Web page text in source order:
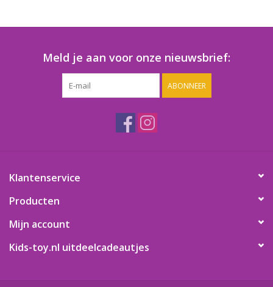
Speelgoedpakketten
Gevulde capsules & mixen
Snoep / kauwgomballen
Meld je aan voor onze nieuwsbrief:
ABONNEER
Klantenservice
Producten
Mijn account
Kids-toy.nl uitdeelcadeautjes